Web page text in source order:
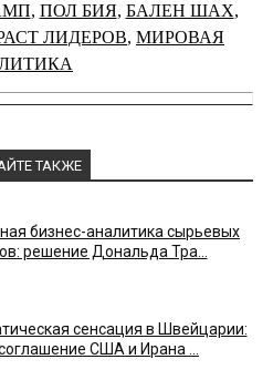
, ПОЛ БИЯ, БАЛЕН ШАХ,
ЛИДЕРОВ, МИРОВАЯ
ТАКЖЕ
бизнес-аналитика сырьевых
решение Дональда Тра...
сенсация в Швейцарии:
США и Ирана ...